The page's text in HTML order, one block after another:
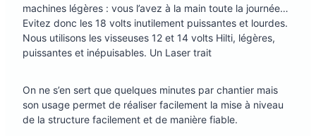
machines légères : vous l’avez à la main toute la journée…
Evitez donc les 18 volts inutilement puissantes et lourdes.
Nous utilisons les visseuses 12 et 14 volts Hilti, légères,
puissantes et inépuisables. Un Laser trait
On ne s’en sert que quelques minutes par chantier mais
son usage permet de réaliser facilement la mise à niveau
de la structure facilement et de manière fiable.